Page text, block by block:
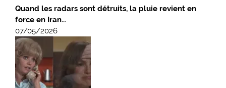
Quand les radars sont détruits, la pluie revient en
force en Iran…
07/05/2026